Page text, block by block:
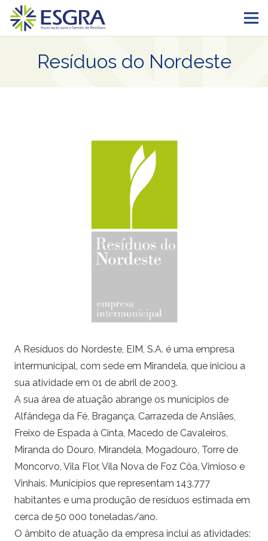
Resíduos do Nordeste
A Resíduos do Nordeste, EIM, S.A. é uma empresa
intermunicipal, com sede em Mirandela, que iniciou a
sua atividade em 01 de abril de 2003.
A sua área de atuação abrange os municípios de
Alfândega da Fé, Bragança, Carrazeda de Ansiães,
Freixo de Espada à Cinta, Macedo de Cavaleiros,
Miranda do Douro, Mirandela, Mogadouro, Torre de
Moncorvo, Vila Flor, Vila Nova de Foz Côa, Vimioso e
Vinhais. Municípios que representam 143.777
habitantes e uma produção de resíduos estimada em
cerca de 50 000 toneladas/ano.
O âmbito de atuação da empresa inclui as atividades: